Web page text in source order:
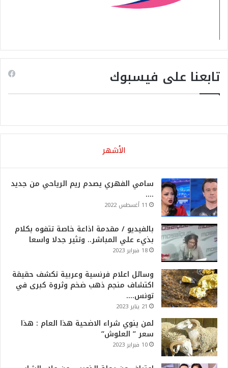
تابعنا على فيسبوك
الأشهر
سامي الفهري يصدم ريم الرياحي من جديد
….
11 أغسطس 2022
بالفيديو / مقدمة اذاعة خاصة تتفوه بكلام
بذيء علي المباشر.. وتثير جدلا واسعا
18 فبراير 2023
وسائل اعلام فرنسية وعربية تكشف حقيقة
اكتشاف منجم ذهب ضخم وثروة كبرى في
تونس….
21 يناير 2023
لمن ينوي شراء الاضحية هذا العام : هذا
سعر ” العلوش”
10 فبراير 2023